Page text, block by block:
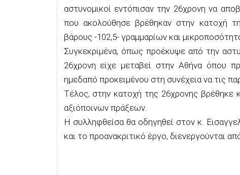
αστυνομικοί εντόπισαν την 26χρονη να
που ακολούθησε βρέθηκαν στην κατοχή
βάρους -102,5- γραμμαρίων και
Συγκεκριμένα, όπως προέκυψε από την
26χρονη είχε μεταβεί στην Αθήνα όπου
ημεδαπό προκειμένου στη συνέχεια να τις
Τέλος, στην κατοχή της 26χρονης
αξιόποινων πράξεων.
Η συλληφθείσα θα οδηγηθεί στον κ.
και το προανακριτικό έργο, διενεργούνται